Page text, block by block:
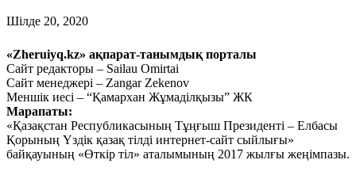
Шілде 20, 2020
«Мен бір жұмбақ адаммын…»
(жалғасы)
Маусым 25, 2020
Тағы оқу
«Zheruiyq.kz» ақпарат-танымдық порталы
Сайт редакторы – Sailau Omirtai
Сайт менеджері – Zangar Zekenov
Меншік иесі – “Қамархан Жұмаділқызы” ЖК
Марапаты:
«Қазақстан Республикасының Тұңғыш Президенті – Елбасы
Қорының Үздік қазақ тілді интернет-сайт сыйлығы»
байқауының «Өткір тіл» аталымының 2017 жылғы жеңімпазы.